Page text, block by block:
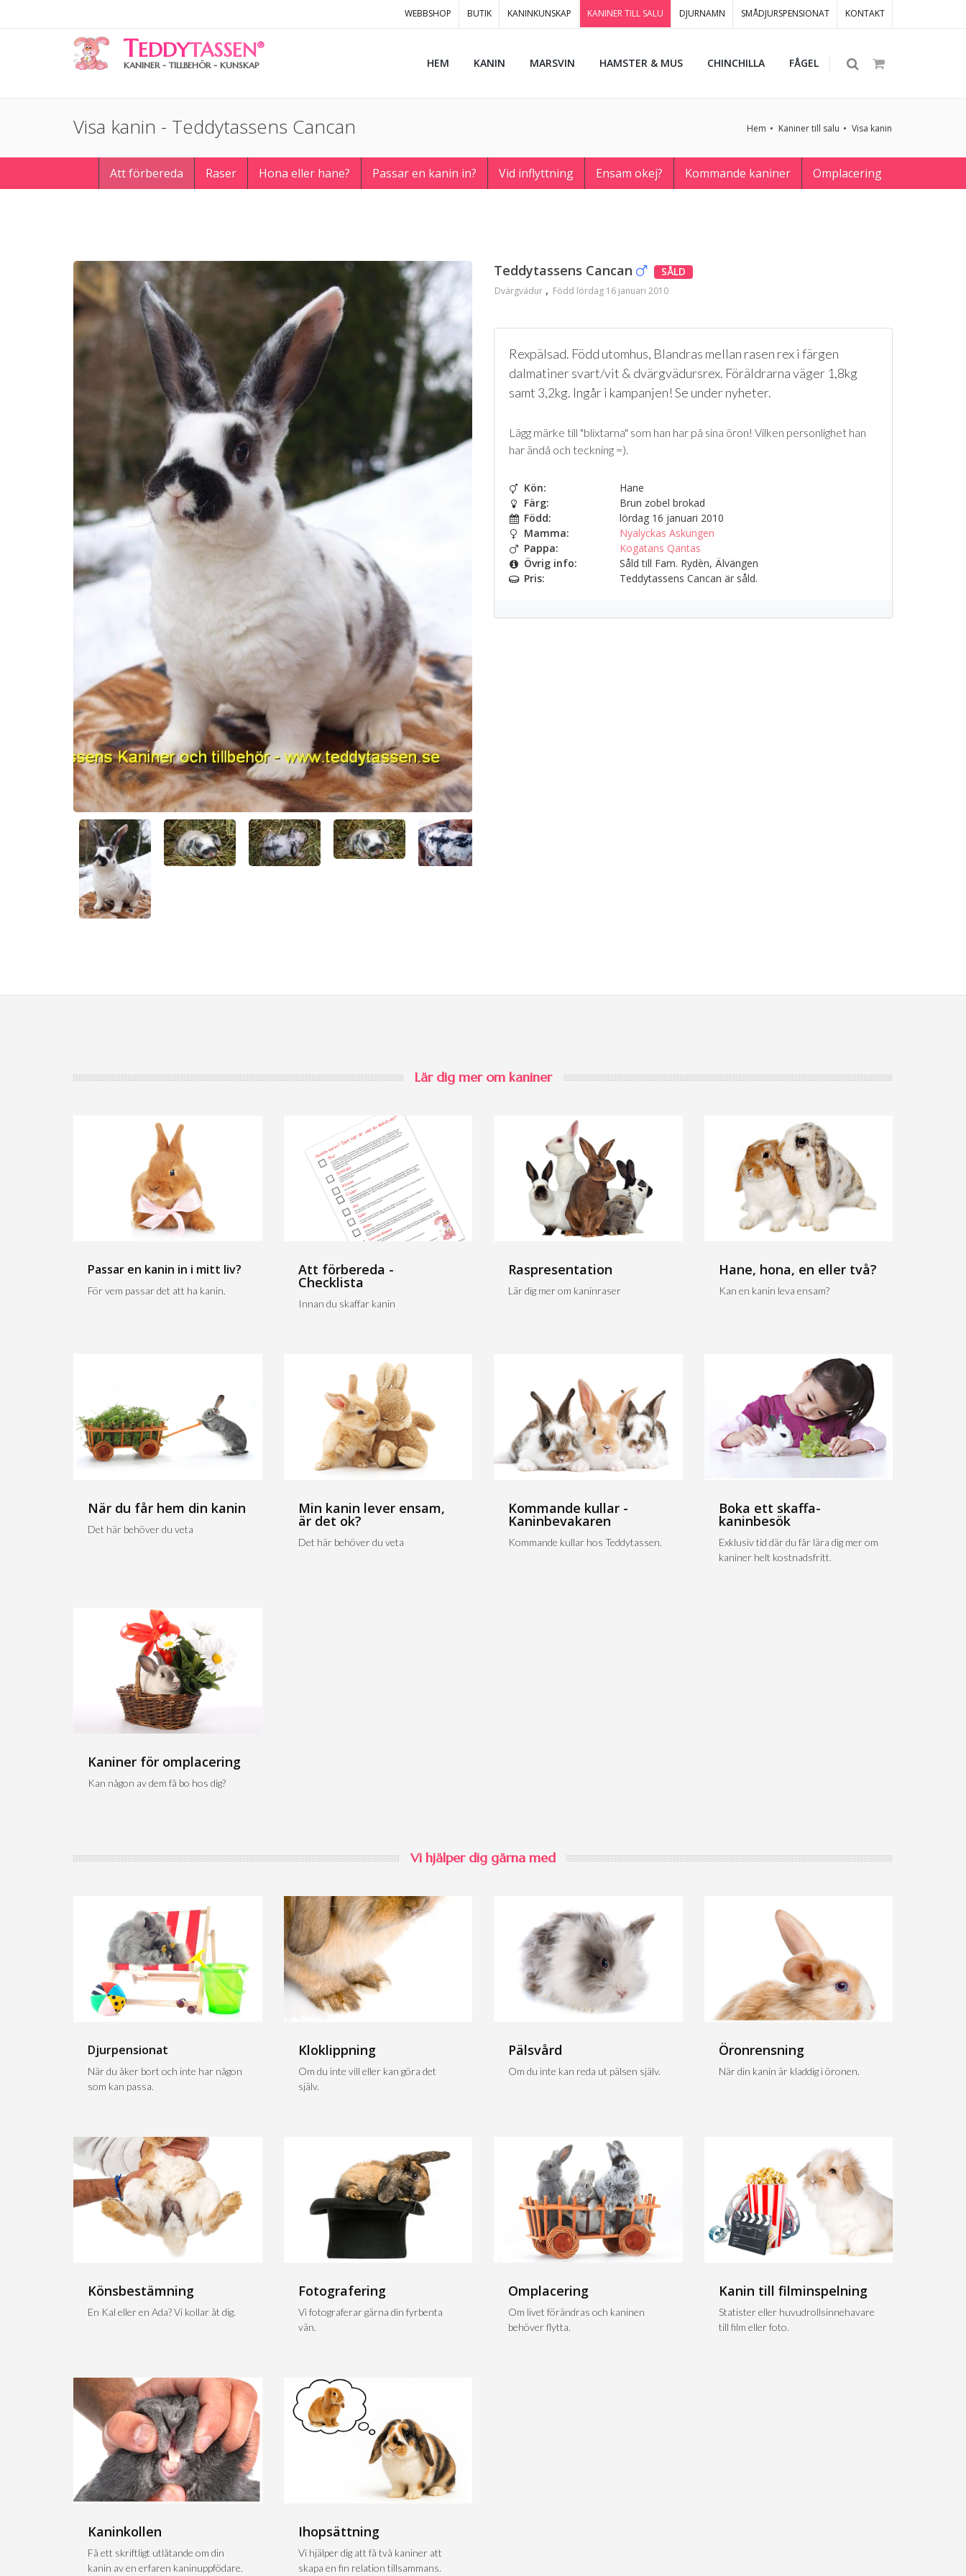
WEBBSHOP BUTIK KANINKUNSKAP KANINER TILL SALU DJURNAMN SMÅDJURSPENSIONAT KONTAKT
TEDDYTASSEN®
KANINER - TILLBEHÖR - KUNSKAP HEM KANIN MARSVIN HAMSTER & MUS CHINCHILLA FÅGEL
Visa kanin - Teddytassens Cancan Hem Kaniner till salu Visa kanin
Att förbereda Raser Hona eller hane? Passar en kanin in? Vid inflyttning Ensam okej? Kommande kaniner Omplacering
Teddytassens Cancan SÅLD
Dvärgvädur Född lördag 16 januari 2010
Rexpälsad. Född utomhus, Blandras mellan rasen rex i färgen
dalmatiner svart/vit & dvärgvädursrex. Föräldrarna väger 1,8kg
samt 3,2kg. Ingår i kampanjen! Se under nyheter.
Lägg märke till "blixtarna" som han har på sina öron! Vilken personlighet han
har ändå och teckning =).
Kön:
Hane
Färg:
Brun zobel brokad
Född:
lördag 16 januari 2010
Mamma:
Nyalyckas Askungen
Pappa:
Kogatans Qantas
Övrig info:
Såld till Fam. Rydèn, Älvängen
Pris:
Teddytassens Cancan är såld.
Lär dig mer om kaniner
Passar en kanin in i mitt liv?
För vem passar det att ha kanin.
Att förbereda -
Checklista
Innan du skaffar kanin
Raspresentation
Lär dig mer om kaninraser
Hane, hona, en eller två?
Kan en kanin leva ensam?
När du får hem din kanin
Det här behöver du veta
Min kanin lever ensam,
är det ok?
Det här behöver du veta
Kommande kullar -
Kaninbevakaren
Kommande kullar hos Teddytassen.
Boka ett skaffa-
kaninbesök
Exklusiv tid där du får lära dig mer om
kaniner helt kostnadsfritt.
Kaniner för omplacering
Kan någon av dem få bo hos dig?
Vi hjälper dig gärna med
Djurpensionat
När du åker bort och inte har någon
som kan passa.
Kloklippning
Om du inte vill eller kan göra det
själv.
Pälsvård
Om du inte kan reda ut pälsen själv.
Öronrensning
När din kanin är kladdig i öronen.
Könsbestämning
En Kal eller en Ada? Vi kollar åt dig.
Fotografering
Vi fotograferar gärna din fyrbenta
vän.
Omplacering
Om livet förändras och kaninen
behöver flytta.
Kanin till filminspelning
Statister eller huvudrollsinnehavare
till film eller foto.
Kaninkollen
Få ett skriftligt utlåtande om din
kanin av en erfaren kaninuppfödare.
Ihopsättning
Vi hjälper dig att få två kaniner att
skapa en fin relation tillsammans.